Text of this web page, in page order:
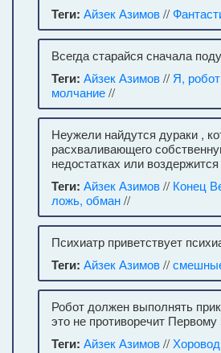
Теги: Айзек Азимов//
Всегда старайся сначала
Теги: Айзек Азимов// Я, робот
молчание//
Неужели найдутся дураки ,
расхваливающего
недостатках или
Теги: Айзек Азимов// Конец
ложь, обман//
Психиатр приветствует
Теги: Айзек Азимов//
Робот должен выполнять
это не противоречит Первому
Теги: Айзек Азимов// Хоровод